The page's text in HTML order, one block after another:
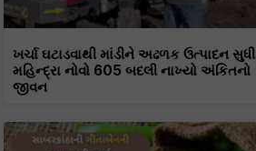
ખર્ચા ઘટાડવાથી માંડીને અઢળક ઉત્પાદન સુધી
મહિન્દ્રા નોવો 605 બદલી નાખ્યો અંકિતનો
જીવન